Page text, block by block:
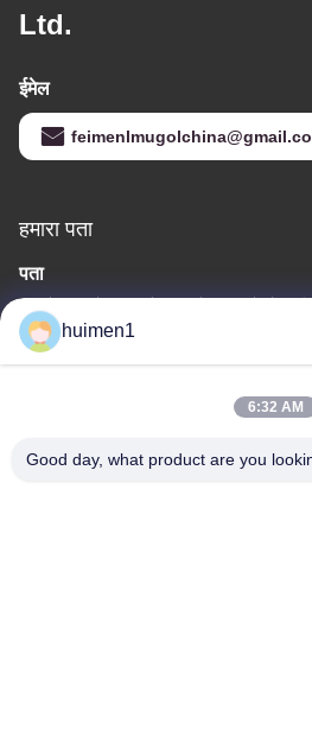
Ltd.
ईमेल
हमारा पता
पता
स्ट्रीट, नंबर 1-3
huimen1
6:32 AM
Good day, what product are you